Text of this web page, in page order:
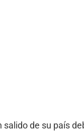
de su país